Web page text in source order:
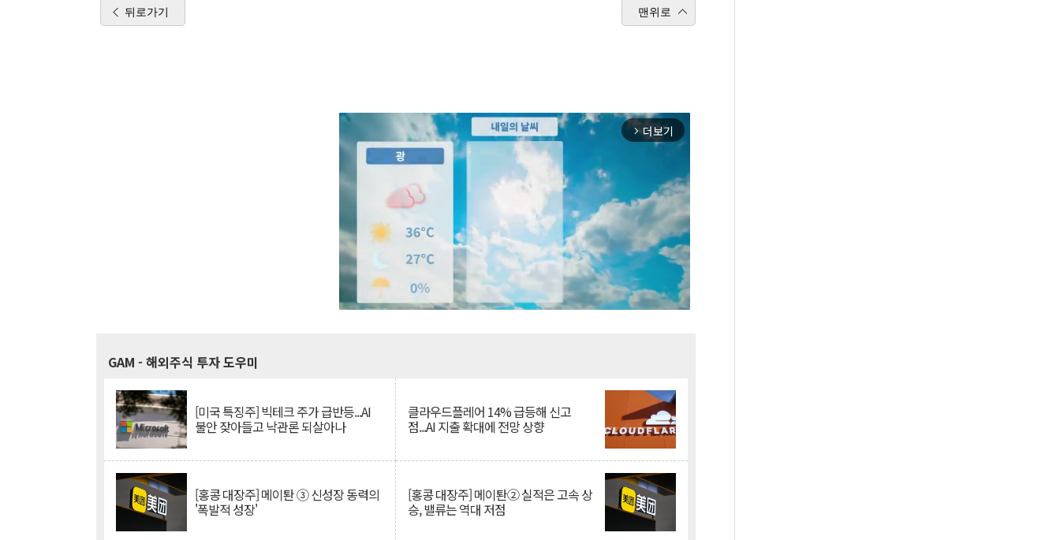
뒤로가기 맨위로
arrow_forward_ios 더보기
GAM - 해외주식 투자 도우미
[미국 특징주] 빅테크 주가 급반등...AI
불안 잦아들고 낙관론 되살아나
클라우드플레어 14% 급등해 신고
점...AI 지출 확대에 전망 상향
[홍콩 대장주] 메이퇀 ③ 신성장 동력의
'폭발적 성장'
[홍콩 대장주] 메이퇀② 실적은 고속 상
승, 밸류는 역대 저점